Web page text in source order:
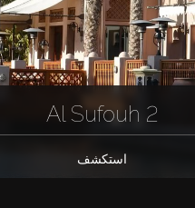
Al Sufouh 2
استكشف